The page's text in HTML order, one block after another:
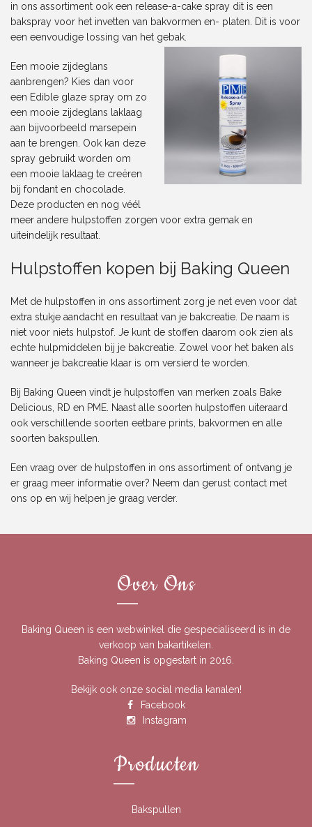
in ons assortiment ook een release-a-cake spray dit is een
bakspray voor het invetten van bakvormen en- platen. Dit is voor
een eenvoudige lossing van het gebak.
Een mooie zijdeglans
aanbrengen? Kies dan voor
een Edible glaze spray om zo
een mooie zijdeglans laklaag
aan bijvoorbeeld marsepein
aan te brengen. Ook kan deze
spray gebruikt worden om
een mooie laklaag te creëren
bij fondant en chocolade.
Deze producten en nog véél
meer andere hulpstoffen zorgen voor extra gemak en
uiteindelijk resultaat.
Hulpstoffen kopen bij Baking Queen
Met de hulpstoffen in ons assortiment zorg je net even voor dat
extra stukje aandacht en resultaat van je bakcreatie. De naam is
niet voor niets hulpstof. Je kunt de stoffen daarom ook zien als
echte hulpmiddelen bij je bakcreatie. Zowel voor het baken als
wanneer je bakcreatie klaar is om versierd te worden.
Bij Baking Queen vindt je hulpstoffen van merken zoals Bake
Delicious, RD en PME. Naast alle soorten hulpstoffen uiteraard
ook verschillende soorten eetbare prints, bakvormen en alle
soorten bakspullen.
Een vraag over de hulpstoffen in ons assortiment of ontvang je
er graag meer informatie over? Neem dan gerust contact met
ons op en wij helpen je graag verder.
Over Ons
Baking Queen is een webwinkel die gespecialiseerd is in de
verkoop van bakartikelen.
Baking Queen is opgestart in 2016.
Bekijk ook onze social media kanalen!
Facebook
Instagram
Producten
Bakspullen